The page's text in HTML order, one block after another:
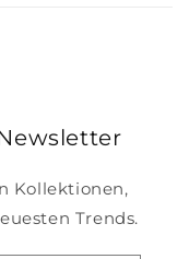
Kollektionen,
Trends.